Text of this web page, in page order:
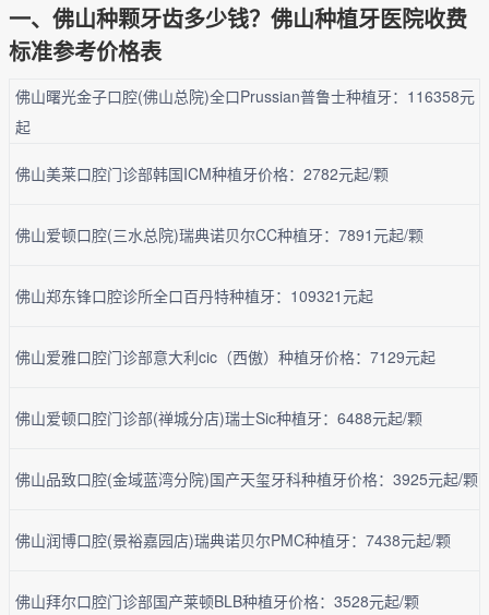
一、佛山种颗牙齿多少钱？佛山种植牙医院收费
标准参考价格表
佛山曙光金子口腔(佛山总院)全口Prussian普鲁士种植牙：116358元
起
佛山美莱口腔门诊部韩国ICM种植牙价格：2782元起/颗
佛山爱顿口腔(三水总院)瑞典诺贝尔CC种植牙：7891元起/颗
佛山郑东锋口腔诊所全口百丹特种植牙：109321元起
佛山爱雅口腔门诊部意大利cic（西傲）种植牙价格：7129元起
佛山爱顿口腔门诊部(禅城分店)瑞士Sic种植牙：6488元起/颗
佛山品致口腔(金域蓝湾分院)国产天玺牙科种植牙价格：3925元起/颗
佛山润博口腔(景裕嘉园店)瑞典诺贝尔PMC种植牙：7438元起/颗
佛山拜尔口腔门诊部国产莱顿BLB种植牙价格：3528元起/颗